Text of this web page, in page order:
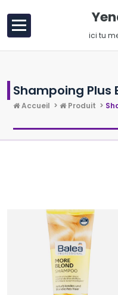
contenu
ici tu
Shampoing Plus
Accueil > Produit >